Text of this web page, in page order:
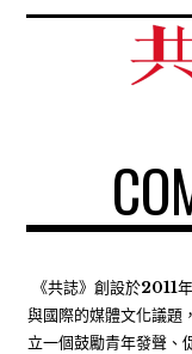
《共誌》創設於2011
與國際的媒體文化議題
立一個鼓勵青年發聲、